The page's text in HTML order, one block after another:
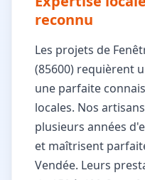
reconnu
Les projets de
(85600) requièrent
une parfaite
locales. Nos
plusieurs années
et maîtrisent
Vendée. Leurs